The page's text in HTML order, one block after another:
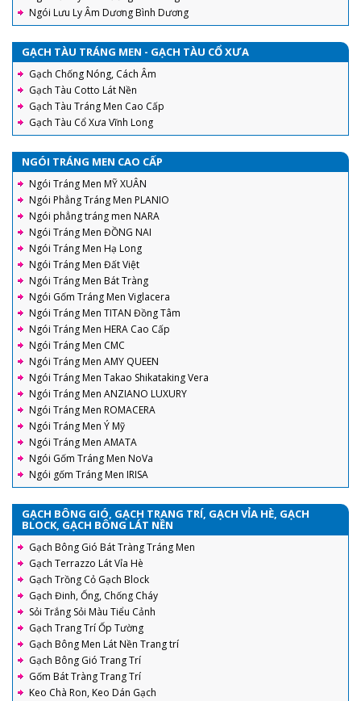
Ngói Lưu Ly Âm Dương Bình Dương
GẠCH TÀU TRÁNG MEN - GẠCH TÀU CỔ XƯA
Gạch Chống Nóng, Cách Âm
Gạch Tàu Cotto Lát Nền
Gạch Tàu Tráng Men Cao Cấp
Gạch Tàu Cổ Xưa Vĩnh Long
NGÓI TRÁNG MEN CAO CẤP
Ngói Tráng Men MỸ XUÂN
Ngói Phẳng Tráng Men PLANIO
Ngói phẳng tráng men NARA
Ngói Tráng Men ĐỒNG NAI
Ngói Tráng Men Hạ Long
Ngói Tráng Men Đất Việt
Ngói Tráng Men Bát Tràng
Ngói Gốm Tráng Men Viglacera
Ngói Tráng Men TITAN Đồng Tâm
Ngói Tráng Men HERA Cao Cấp
Ngói Tráng Men CMC
Ngói Tráng Men AMY QUEEN
Ngói Tráng Men Takao Shikataking Vera
Ngói Tráng Men ANZIANO LUXURY
Ngói Tráng Men ROMACERA
Ngói Tráng Men Ý Mỹ
Ngói Tráng Men AMATA
Ngói Gốm Tráng Men NoVa
Ngói gốm Tráng Men IRISA
GẠCH BÔNG GIÓ, GẠCH TRANG TRÍ, GẠCH VỈA HÈ, GẠCH
BLOCK, GẠCH BÔNG LÁT NỀN
Gạch Bông Gió Bát Tràng Tráng Men
Gạch Terrazzo Lát Vỉa Hè
Gạch Trồng Cỏ Gạch Block
Gạch Đinh, Ống, Chống Cháy
Sỏi Trắng Sỏi Màu Tiểu Cảnh
Gạch Trang Trí Ốp Tường
Gạch Bông Men Lát Nền Trang trí
Gạch Bông Gió Trang Trí
Gốm Bát Tràng Trang Trí
Keo Chà Ron, Keo Dán Gạch